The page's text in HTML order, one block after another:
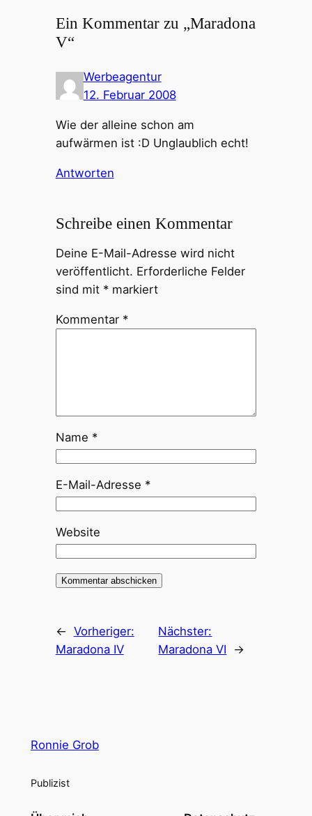
Ein Kommentar zu „Maradona
V“
Werbeagentur
12. Februar 2008
Wie der alleine schon am
aufwärmen ist :D Unglaublich echt!
Antworten
Schreibe einen Kommentar
Deine E-Mail-Adresse wird nicht
veröffentlicht. Erforderliche Felder
sind mit *markiert
Kommentar *
Name *
E-Mail-Adresse *
Website
← Vorheriger:
Maradona IV
Nächster:
Maradona VI
→
Ronnie Grob
Publizist